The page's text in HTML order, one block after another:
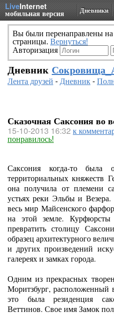
LiveInternet
мобильная версия Дневники
Вы были перенаправлены
страницы. Вернуться!
Авторизация
Дневник
Лента друзей -Дневник-
Сказочная Саксония во
15-10-2013 16:32 к
понравилось!
Саксония когда-то
территориальных княжеств
она получила от племени
устьях реки Эльбы и
весь мир Майсенского
на этой земле.
превратить столицу
образец архитектурного
и других произведений
галереях и замках города.
Одним из прекрасных
Моритзбург, расположенный
это была резиденция
Веттинов. Свое имя Замок